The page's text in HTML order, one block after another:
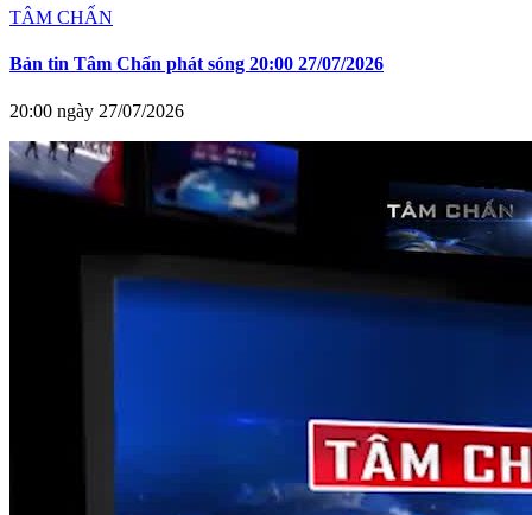
TÂM CHẤN
Bản tin Tâm Chấn phát sóng 20:00 27/07/2026
20:00 ngày 27/07/2026